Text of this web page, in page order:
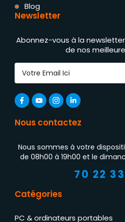
Blog
Newsletter
Abonnez-vous à la
de nos
Nous contactez
Nous sommes à votre
de 08h00 à 19h00 et le
70 22
Catégories
PC & ordinateurs portables